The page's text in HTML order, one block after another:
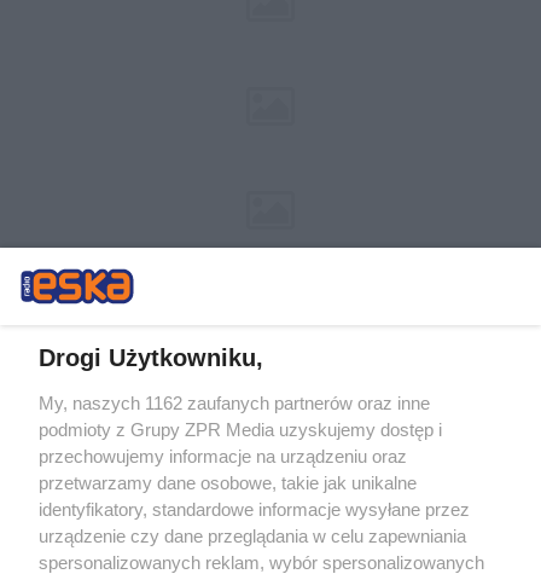
Żaden utwór zamieszczony w serwisie nie może być powielany i
rozpowszechniany lub dalej rozpowszechniany w jakikolwiek sposób (w
tym także elektroniczny lub mechaniczny) na jakimkolwiek polu
eksploatacji w jakiejkolwiek formie, włącznie z umieszczaniem w
Internecie bez pisemnej zgody właściciela praw. Jakiekolwiek użycie lub
wykorzystanie utworów w całości lub w części z naruszeniem prawa,
tzn. bez właściwej zgody, jest zabronione pod groźbą kary i może być
ścigane prawnie.
Drogi Użytkowniku,
My, naszych 1162 zaufanych partnerów oraz inne
podmioty z Grupy ZPR Media uzyskujemy dostęp i
przechowujemy informacje na urządzeniu oraz
przetwarzamy dane osobowe, takie jak unikalne
identyfikatory, standardowe informacje wysyłane przez
urządzenie czy dane przeglądania w celu zapewniania
spersonalizowanych reklam, wybór spersonalizowanych